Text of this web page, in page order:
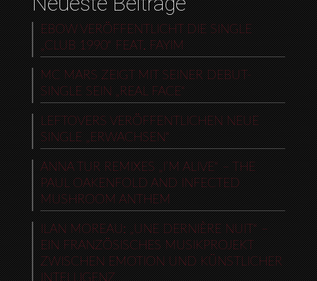
EBOW VERÖFFENTLICHT DIE SINGLE
„CLUB 1990“ FEAT. FAYIM
MC MARS ZEIGT MIT SEINER DEBUT-
SINGLE SEIN „REAL FACE“
LEFTOVERS VERÖFFENTLICHEN NEUE
SINGLE „ERWACHSEN“
ANNA TUR REMIXES „I’M ALIVE“ – THE
PAUL OAKENFOLD AND INFECTED
MUSHROOM ANTHEM
ILAN MOREAU: „UNE DERNIÈRE NUIT“ –
EIN FRANZÖSISCHES MUSIKPROJEKT
ZWISCHEN EMOTION UND KÜNSTLICHER
INTELLIGENZ